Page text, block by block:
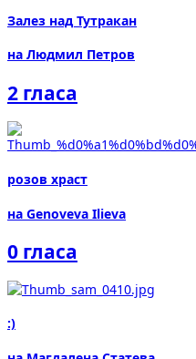
Залез над Тутракан
на Людмил Петров
2 гласа
розов храст
на Genoveva Ilieva
0 гласа
:)